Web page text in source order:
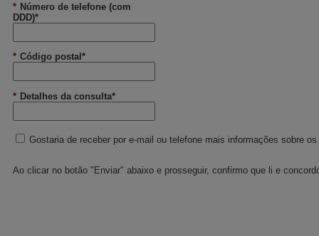
* Número de telefone (com
DDD)*
* Código postal*
* Detalhes da consulta*
Gostaria de receber por e-mail ou telefone mais informações sobre
Ao clicar no botão "Enviar" abaixo e prosseguir, confirmo que li e